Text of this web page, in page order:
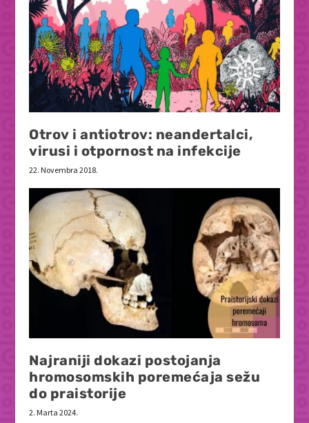
Otrov i antiotrov: neandertalci,
virusi i otpornost na infekcije
22. Novembra 2018.
Najraniji dokazi postojanja
hromosomskih poremećaja sežu
do praistorije
2. Marta 2024.